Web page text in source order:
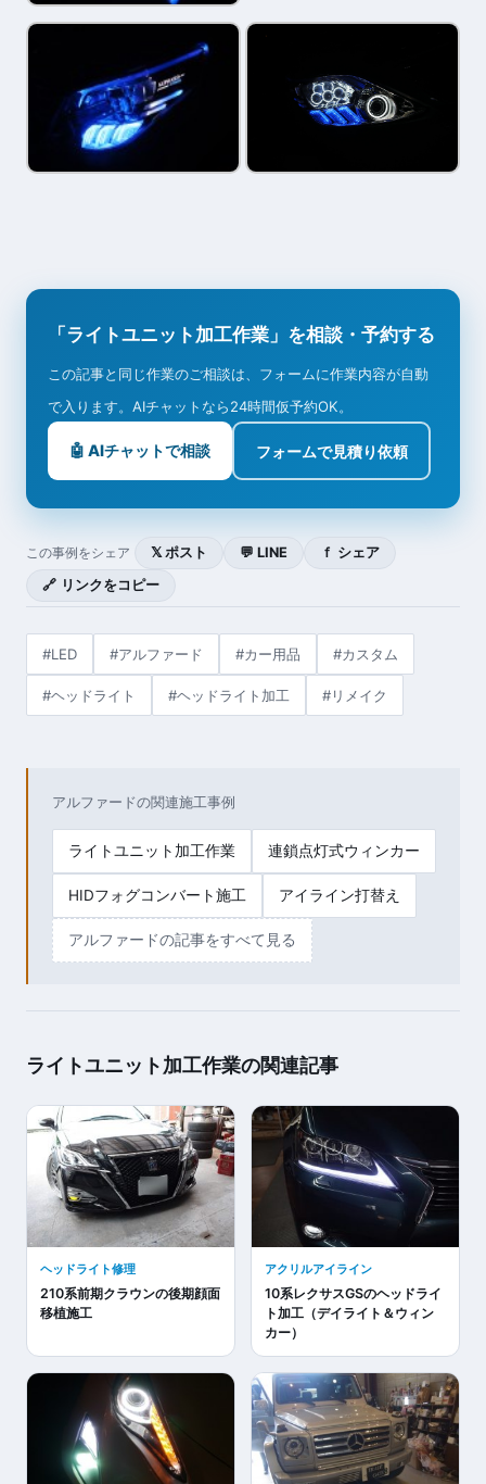
「ライトユニット加工作業」を相談・予約する
この記事と同じ作業のご相談は、フォームに作業内容が自動
で入ります。AIチャットなら24時間仮予約OK。
🤖 AIチャットで相談 フォームで見積り依頼
この事例をシェア 𝕏 ポスト 💬 LINE
ｆ シェア
🔗 リンクをコピー
#LED #アルファード #カー用品 #カスタム
#ヘッドライト #ヘッドライト加工 #リメイク
アルファードの関連施工事例
ライトユニット加工作業 連鎖点灯式ウィンカー
HIDフォグコンバート施工 アイライン打替え
アルファードの記事をすべて見る
ライトユニット加工作業の関連記事
ヘッドライト修理
210系前期クラウンの後期顔面
移植施工
アクリルアイライン
10系レクサスGSのヘッドライ
ト加工（デイライト＆ウィン
カー）